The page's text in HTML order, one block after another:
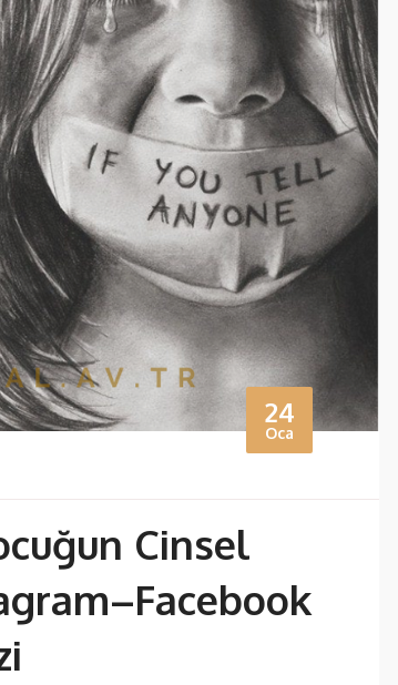
24
Oca
Cinsel